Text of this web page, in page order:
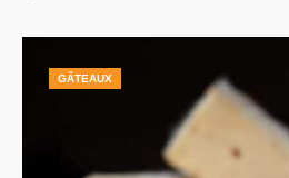
GÂTEAUX